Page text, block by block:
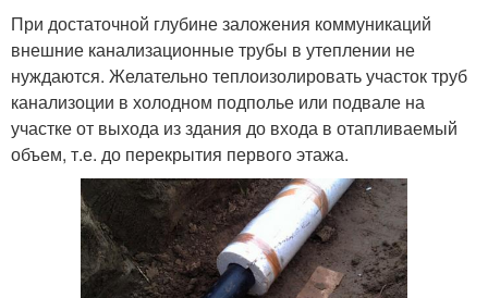
При достаточной глубине заложения коммуникаций
внешние канализационные трубы в утеплении не
нуждаются. Желательно теплоизолировать участок труб
канализоции в холодном подполье или подвале на
участке от выхода из здания до входа в отапливаемый
объем, т.е. до перекрытия первого этажа.